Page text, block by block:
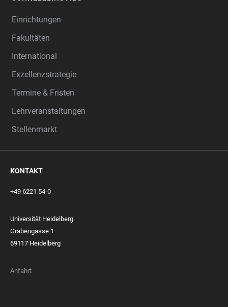
Einrichtungen
Fakultäten
International
Exzellenzstrategie
Termine & Fristen
Lehrveranstaltungen
Stellenmarkt
KONTAKT
+49 6221 54-0
Universität Heidelberg
Grabengasse 1
69117 Heidelberg
Anfahrt